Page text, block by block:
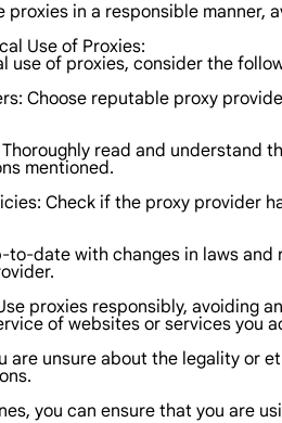
proxies in a responsible
Use of Proxies:
use of proxies, consider the
Choose reputable proxy
Thoroughly read and
mentioned.
Check if the proxy provider
to-date with changes in laws
proxies responsibly, avoiding
of websites or services you
are unsure about the legality or
you can ensure that you are